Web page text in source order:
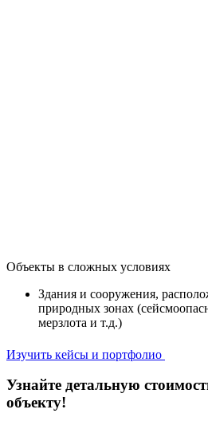
Объекты в сложных условиях
Здания и сооружения,
природных зонах
мерзлота и т.д.)
Изучить кейсы и портфолио
Узнайте детальную
объекту!